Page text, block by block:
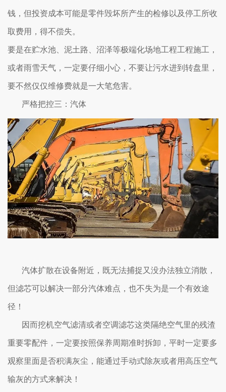
钱，但投资成本可能是零件毁坏所产生的检修以及停工所收
取费用，得不偿失。
要是在贮水池、泥土路、沼泽等极端化场地工程工程施工，
或者雨雪天气，一定要仔细小心，不要让污水进到转盘里，
要不然仅仅维修费就是一大笔危害。
严格把控三：汽体
汽体扩散在设备附近，既无法捕捉又没办法独立消散，
但滤芯可以解决一部分汽体难点，也不失为是一个有效途
径！
因而挖机空气滤清或者空调滤芯这类隔绝空气里的残渣
重要零配件，一定要按照保养周期准时拆卸，平时一定要多
观察里面是否积满灰尘，能通过手动式除灰或者用高压空气
输灰的方式来解决！